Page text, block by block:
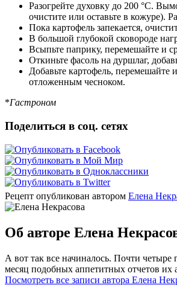
Разогрейте духовку до 200 °С.
очистите или оставьте в кожуре).
Пока картофель запекается,
В большой глубокой сковороде
Всыпьте паприку, перемешайте и
Откиньте фасоль на дуршлаг,
Добавьте картофель,
отложенным чесноком.
*Гастроном
Поделиться в соц. сетях
Рецепт опубликован автором Елена
Об авторе Елена
А вот так все начиналось. Почти
месяц подобных аппетитных отчетов их
Посмотреть все записи автора Елена